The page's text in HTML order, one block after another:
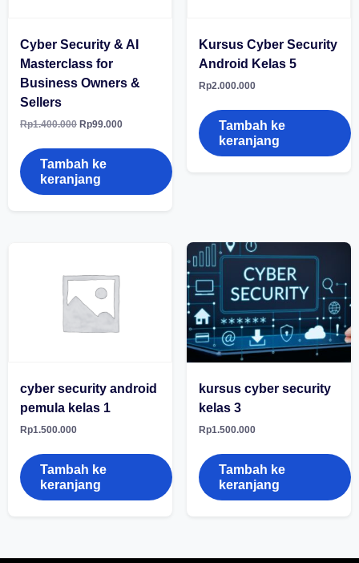
Cyber Security & AI
Masterclass for
Business Owners &
Sellers
Rp1.400.000 Harga
adalah:
Rp1.400.000.
Rp99.000Harga
ini
Tambah ke
keranjang
Kursus Cyber Security
Android Kelas 5
Rp2.000.000
Tambah ke
keranjang
cyber security android
pemula kelas 1
Rp1.500.000
Tambah ke
keranjang
kursus cyber security
kelas 3
Rp1.500.000
Tambah ke
keranjang